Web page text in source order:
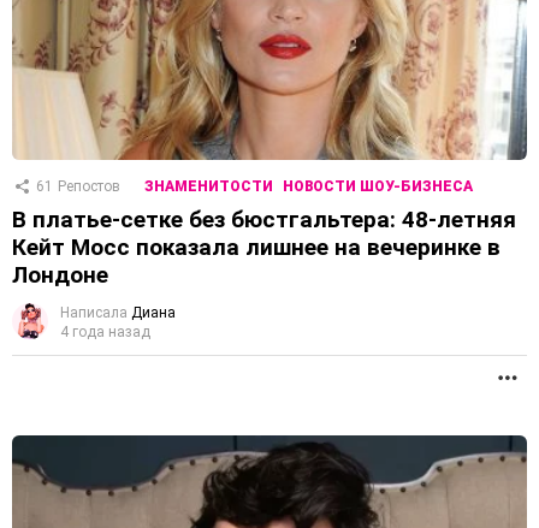
61 Репостов ЗНАМЕНИТОСТИ НОВОСТИ ШОУ-БИЗНЕСА
В платье-сетке без бюстгальтера: 48-летняя
Кейт Мосс показала лишнее на вечеринке в
Лондоне
Написала Диана
4 года назад